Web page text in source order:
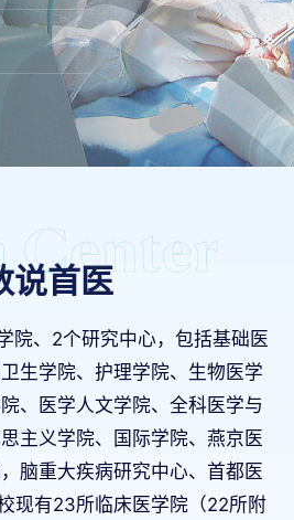
说首医
院、2个研究中心，包括基础医
生学院、护理学院、生物医学
、医学人文学院、全科医学与
主义学院、国际学院、燕京医
脑重大疾病研究中心、首都医
现有23所临床医学院（22所附